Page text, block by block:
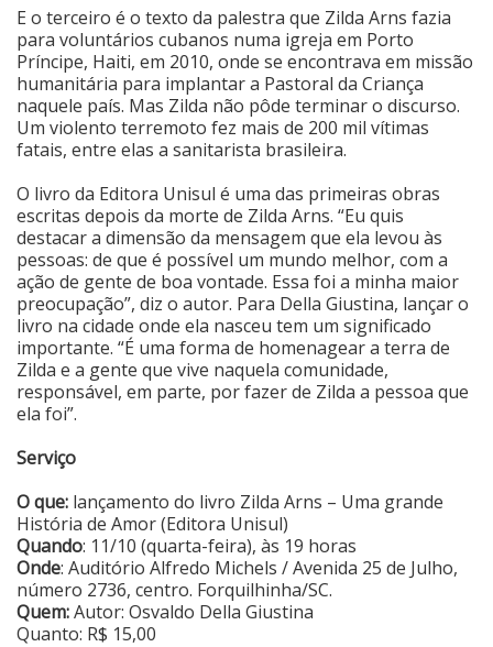
E o terceiro é o texto da palestra que Zilda Arns fazia
para voluntários cubanos numa igreja em Porto
Príncipe, Haiti, em 2010, onde se encontrava em missão
humanitária para implantar a Pastoral da Criança
naquele país. Mas Zilda não pôde terminar o discurso.
Um violento terremoto fez mais de 200 mil vítimas
fatais, entre elas a sanitarista brasileira.
O livro da Editora Unisul é uma das primeiras obras
escritas depois da morte de Zilda Arns. “Eu quis
destacar a dimensão da mensagem que ela levou às
pessoas: de que é possível um mundo melhor, com a
ação de gente de boa vontade. Essa foi a minha maior
preocupação”, diz o autor. Para Della Giustina, lançar o
livro na cidade onde ela nasceu tem um significado
importante. “É uma forma de homenagear a terra de
Zilda e a gente que vive naquela comunidade,
responsável, em parte, por fazer de Zilda a pessoa que
ela foi”.
Serviço
O que: lançamento do livro Zilda Arns – Uma grande
História de Amor (Editora Unisul)
Quando: 11/10 (quarta-feira), às 19 horas
Onde: Auditório Alfredo Michels / Avenida 25 de Julho,
número 2736, centro. Forquilhinha/SC.
Quem:Autor: Osvaldo Della Giustina
Quanto: R$ 15,00